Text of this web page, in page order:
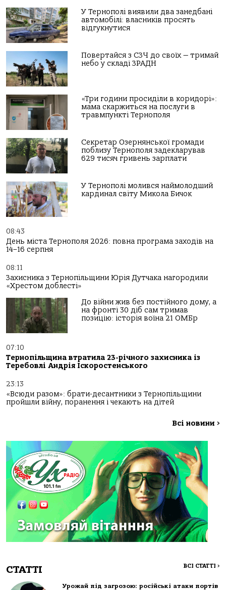
У Тернополі виявили два занедбані
автомобілі: власників просять
відгукнутися
Повертайся з СЗЧ до своїх — тримай
небо у складі ЗРАДН
«Три години просиділи в коридорі»:
мама скаржиться на послуги в
травмпункті Тернополя
Секретар Озернянської громади
поблизу Тернополя задекларував
629 тисяч гривень зарплати
У Тернополі молився наймолодший
кардинал світу Микола Бичок
08:43
День міста Тернополя 2026: повна програма заходів на
14–16 серпня
08:11
Захисника з Тернопільщини Юрія Дутчака нагородили
«Хрестом доблесті»
До війни жив без постійного дому, а
на фронті 30 діб сам тримав
позицію: історія воїна 21 ОМБр
07:10
Тернопільщина втратила 23-річного захисника із
Теребовлі Андрія Іскоростенського
23:13
«Всюди разом»: брати-десантники з Тернопільщини
пройшли війну, поранення і чекають на дітей
Всі новини >
СТАТТІ ВСІ СТАТТІ >
Урожай під загрозою: російські атаки портів